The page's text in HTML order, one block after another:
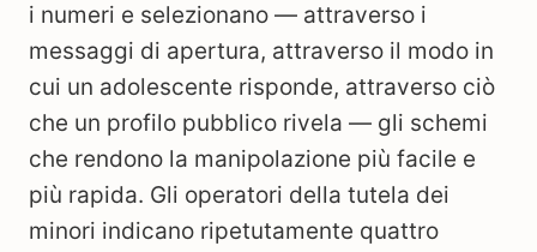
i numeri e selezionano — attraverso i
messaggi di apertura, attraverso il modo in
cui un adolescente risponde, attraverso ciò
che un profilo pubblico rivela — gli schemi
che rendono la manipolazione più facile e
più rapida. Gli operatori della tutela dei
minori indicano ripetutamente quattro